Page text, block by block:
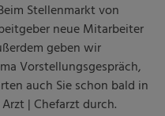
Stellenmarkt von
neue Mitarbeiter
geben wir
Vorstellungsgespräch,
auch Sie schon bald in
| Chefarzt durch.